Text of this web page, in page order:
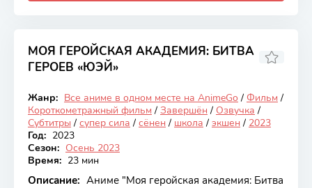
МОЯ ГЕРОЙСКАЯ АКАДЕМИЯ: БИТВА
ГЕРОЕВ «ЮЭЙ»
Закончен
6.74
Жанр: Все аниме в одном месте на AnimeGo / Фильм /
Короткометражный фильм / Завершён / Озвучка /
Субтитры / супер сила / сёнен / школа / экшен / 2023
Год: 2023
Сезон: Осень 2023
Время: 23 мин
Описание: Аниме "Моя геройская академия: Битва